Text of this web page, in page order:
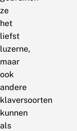
ze
het
liefst
luzerne,
maar
ook
andere
klaversoorten
kunnen
als